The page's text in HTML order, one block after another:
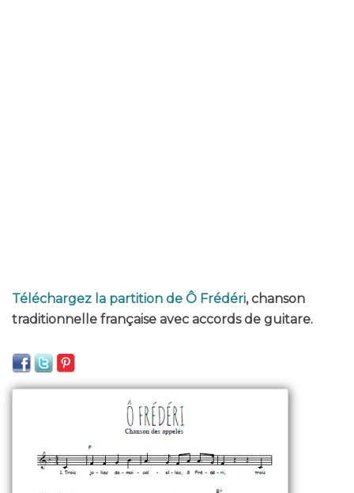
Téléchargez la partition de Ô Frédéri, chanson
traditionnelle française avec accords de guitare.